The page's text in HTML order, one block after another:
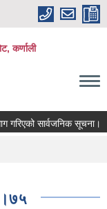
कर्णाली
सार्वजनिक सूचना।